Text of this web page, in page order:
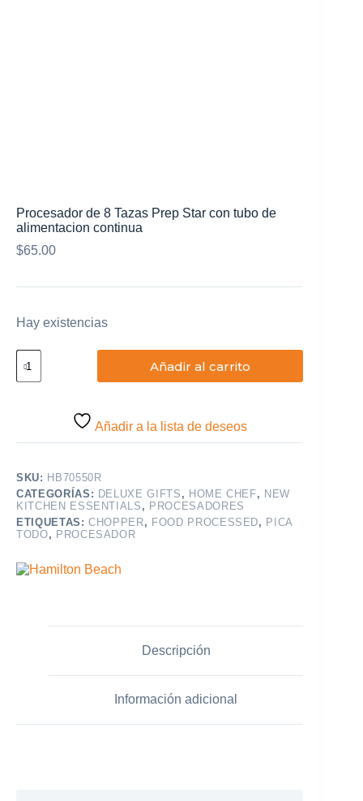
Procesador de 8 Tazas Prep Star con tubo de
alimentacion continua
$65.00
Hay existencias
Procesador
de
8
alimentacion
continua
cantidad
Añadir al carrito
Añadir a la lista de deseos
SKU: HB70550R
CATEGORÍAS: DELUXE GIFTS , HOME CHEF, NEW
KITCHEN ESSENTIALS , PROCESADORES
ETIQUETAS:CHOPPER, FOOD PROCESSED, PICA
TODO, PROCESADOR
Descripción
Información adicional